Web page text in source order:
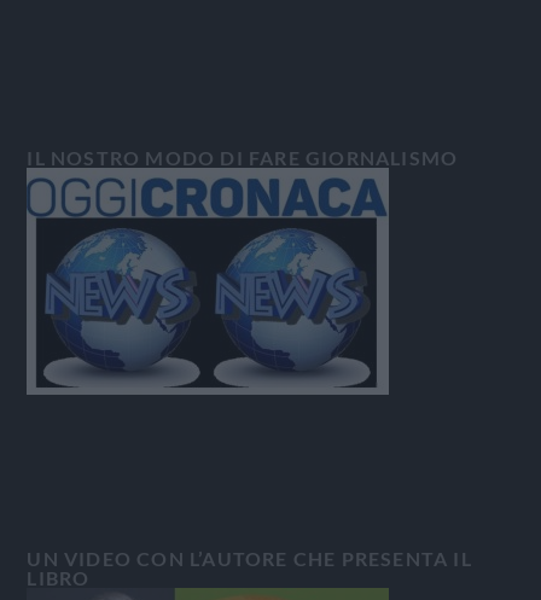
IL NOSTRO MODO DI FARE GIORNALISMO
UN VIDEO CON L’AUTORE CHE PRESENTA IL
LIBRO